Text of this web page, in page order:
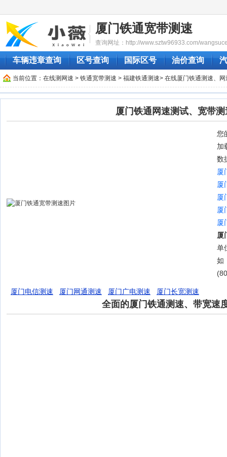
厦门铁通宽带测速
查询网址：http://www.sztw96933.com/
车辆违章查询 区号查询 国际区号 油价查询
当前位置： 在线测网速 > 铁通宽带测速 > 福建铁通测速> 在线厦门铁通测速、网
厦门铁通网速测试、宽带测
您
加
数
厦
厦
厦
厦
厦
厦
单
如
厦门电信测速 厦门网通测速 厦门广电测速 厦门长宽测速
全面的厦门铁通测速、带宽速